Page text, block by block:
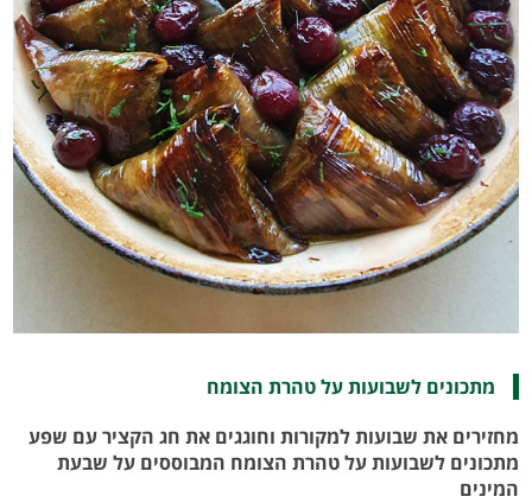
מתכונים לשבועות על טהרת הצומח
מחזירים את שבועות למקורות וחוגגים את חג הקציר עם שפע
מתכונים לשבועות על טהרת הצומח המבוססים על שבעת
המינים